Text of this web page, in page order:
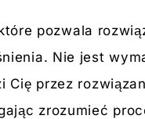
pozwala
Nie jest
Cię przez
zrozumieć